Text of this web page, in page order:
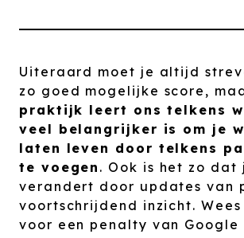
Uiteraard moet je altijd
zo goed mogelijke score,
praktijk leert ons telkens
veel belangrijker is om je
laten leven door telkens
te voegen . Ook is het zo dat
verandert door updates van
voortschrijdend inzicht.
voor een penalty van Google